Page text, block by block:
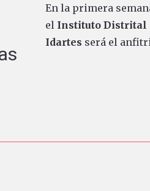
En la primera
el Instituto Distrital
Idartes será el